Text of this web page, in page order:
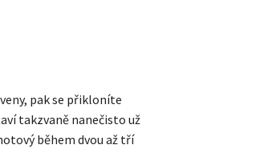
pak se přikloníte
takzvaně nanečisto už
během dvou až tří